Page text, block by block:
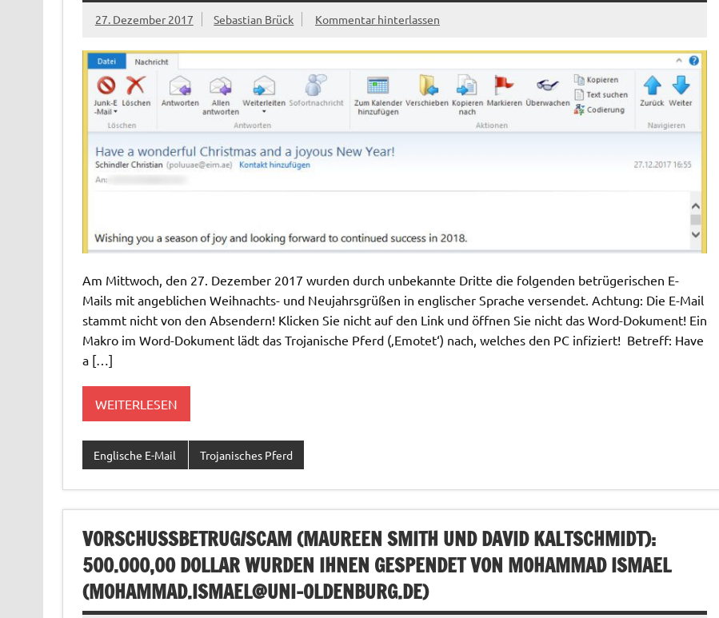
27. Dezember 2017 Sebastian Brück Kommentar hinterlassen
Am Mittwoch, den 27. Dezember 2017 wurden durch unbekannte Dritte die folgenden betrügerischen E-
Mails mit angeblichen Weihnachts- und Neujahrsgrüßen in englischer Sprache versendet. Achtung: Die E-Mail
stammt nicht von den Absendern! Klicken Sie nicht auf den Link und öffnen Sie nicht das Word-Dokument! Ein
Makro im Word-Dokument lädt das Trojanische Pferd (‚Emotet‘) nach, welches den PC infiziert! Betreff: Have
a […]
WEITERLESEN
Englische E-Mail Trojanisches Pferd
VORSCHUSSBETRUG/SCAM (MAUREEN SMITH UND DAVID KALTSCHMIDT):
500.000,00 DOLLAR WURDEN IHNEN GESPENDET VON MOHAMMAD ISMAEL
(MOHAMMAD.ISMAEL@UNI-OLDENBURG.DE)